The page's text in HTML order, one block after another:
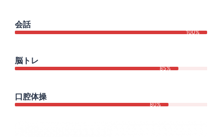
会話
100%
脳トレ
85%
口腔体操
80%